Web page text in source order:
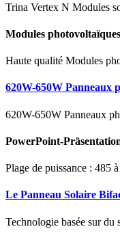
Trina Vertex N Modules
Modules
Haute qualité Modules
620W-650W Panneaux
620W-650W Panneaux
PowerPoint-
Plage de puissance : 485
Le Panneau Solaire
Technologie basée sur